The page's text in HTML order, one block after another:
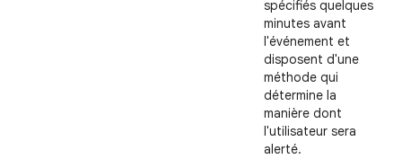
spécifiés quelques
minutes avant
l'événement et
disposent d'une
méthode qui
détermine la
manière dont
l'utilisateur sera
alerté.